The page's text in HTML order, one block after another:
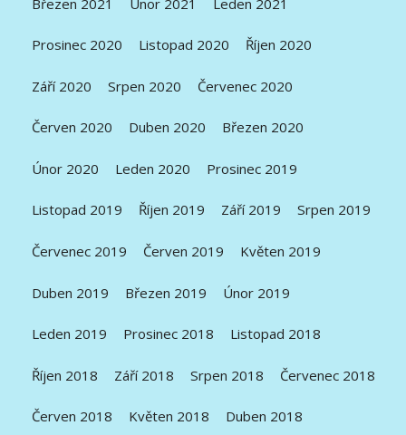
Prosinec 2020 Listopad 2020 Říjen 2020
Září 2020 Srpen 2020 Červenec 2020
Červen 2020 Duben 2020 Březen 2020
Únor 2020 Leden 2020 Prosinec 2019
Listopad 2019 Říjen 2019 Září 2019 Srpen 2019
Červenec 2019 Červen 2019 Květen 2019
Duben 2019 Březen 2019 Únor 2019
Leden 2019 Prosinec 2018 Listopad 2018
Říjen 2018 Září 2018 Srpen 2018 Červenec 2018
Červen 2018 Květen 2018 Duben 2018